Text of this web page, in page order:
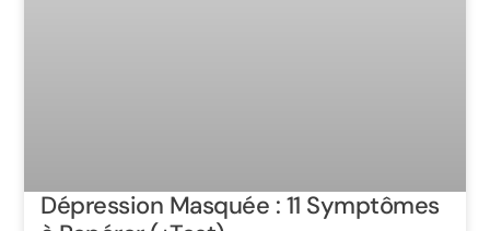
Dépression Masquée : 11 Symptômes